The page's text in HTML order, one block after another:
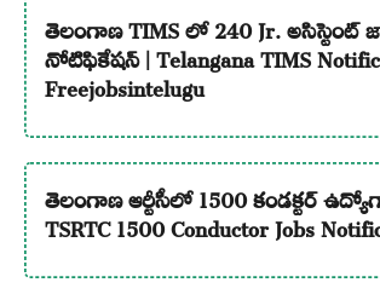
తెలంగాణ TIMS లో 240 Jr. అసిస్టెంట్
నోటిఫికేషన్ | Telangana TIMS
Freejobsintelugu
తెలంగాణ ఆర్టీసీలో 1500 కండక్టర్
TSRTC 1500 Conductor Jobs